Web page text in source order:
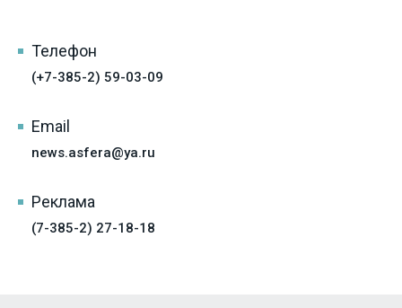
Телефон
(+7-385-2) 59-03-09
Email
news.asfera@ya.ru
Реклама
(7-385-2) 27-18-18